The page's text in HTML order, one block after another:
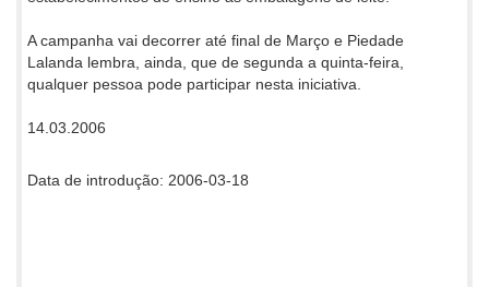
A campanha vai decorrer até final de Março e Piedade
Lalanda lembra, ainda, que de segunda a quinta-feira,
qualquer pessoa pode participar nesta iniciativa.
14.03.2006
Data de introdução: 2006-03-18